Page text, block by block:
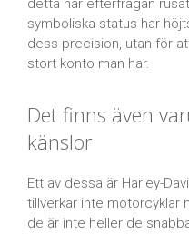
detta har efterfrågan
symboliska status har
dess precision, utan för
stort konto man har.
Det finns även
känslor
Ett av dessa är Harley-
tillverkar inte motorcyklar
de är inte heller de